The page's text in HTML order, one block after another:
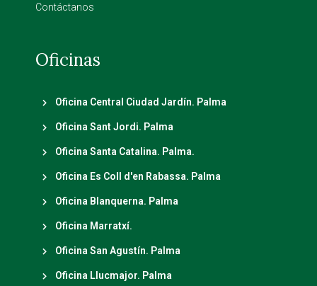
Contáctanos
Oficinas
Oficina Central Ciudad Jardín. Palma
Oficina Sant Jordi. Palma
Oficina Santa Catalina. Palma.
Oficina Es Coll d'en Rabassa. Palma
Oficina Blanquerna. Palma
Oficina Marratxí.
Oficina San Agustín. Palma
Oficina Llucmajor. Palma